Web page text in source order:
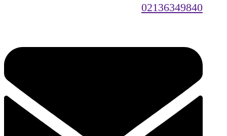
02136349840